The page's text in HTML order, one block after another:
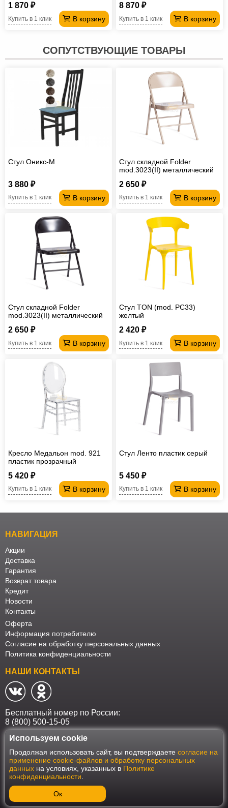
1 870 ₽
В корзину
Купить в 1 клик
8 870 ₽
В корзину
Купить в 1 клик
СОПУТСТВУЮЩИЕ ТОВАРЫ
Стул Оникс-М
3 880 ₽
В корзину
Купить в 1 клик
Стул складной Folder
mod.3023(II) металлический
2 650 ₽
В корзину
Купить в 1 клик
Стул складной Folder
mod.3023(II) металлический
2 650 ₽
В корзину
Купить в 1 клик
Стул TON (mod. PC33)
желтый
2 420 ₽
В корзину
Купить в 1 клик
Кресло Медальон mod. 921
пластик прозрачный
5 420 ₽
В корзину
Купить в 1 клик
Стул Ленто пластик серый
5 450 ₽
В корзину
Купить в 1 клик
НАВИГАЦИЯ
Акции
Доставка
Гарантия
Возврат товара
Кредит
Новости
Контакты
Оферта
Информация потребителю
Согласие на обработку персональных данных
Политика конфиденциальности
НАШИ КОНТАКТЫ
Бесплатный номер по России:
8 (800) 500-15-05
Наш интернет-магазин работает в соответствии с требованиями
Федерального закона от 27 июля 2006 года №152-ФЗ "О персональных
данных". Оформить заказ на сайте Мебеласка возможно только при
наличии согласия на обработку Ваших персональных данных. Для
улучшения работы сайта и его взаимодействия с пользователями мы
используем файлы cookie. Продолжая пользоваться сайтом, вы
соглашаетесь с использованием cookie.
Используем cookie
Продолжая использовать сайт, вы подтверждаете согласие на
применение cookie-файлов и обработку персональных
данных на условиях, указанных в Политике
конфиденциальности
Ок